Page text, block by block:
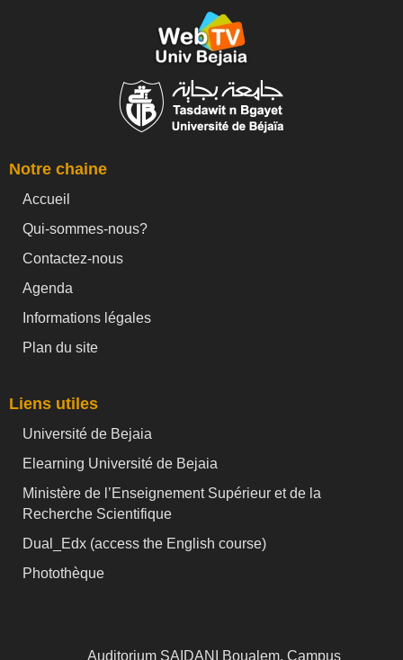
Notre chaine
Accueil
Qui-sommes-nous?
Contactez-nous
Agenda
Informations légales
Plan du site
Liens utiles
Université de Bejaia
Elearning Université de Bejaia
Ministère de l’Enseignement Supérieur et de la
Recherche Scientifique
Dual_Edx (access the English course)
Photothèque
Auditorium SAIDANI Boualem, Campus